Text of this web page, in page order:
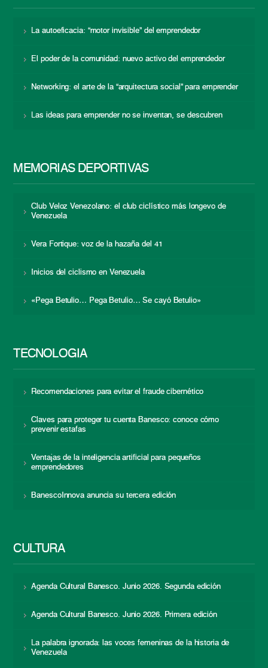
La autoeficacia: “motor invisible” del emprendedor
El poder de la comunidad: nuevo activo del emprendedor
Networking: el arte de la “arquitectura social” para emprender
Las ideas para emprender no se inventan, se descubren
MEMORIAS DEPORTIVAS
Club Veloz Venezolano: el club ciclístico más longevo de
Venezuela
Vera Fortique: voz de la hazaña del 41
Inicios del ciclismo en Venezuela
«Pega Betulio… Pega Betulio… Se cayó Betulio»
TECNOLOGÍA
Recomendaciones para evitar el fraude cibernético
Claves para proteger tu cuenta Banesco: conoce cómo
prevenir estafas
Ventajas de la inteligencia artificial para pequeños
emprendedores
BanescoInnova anuncia su tercera edición
CULTURA
Agenda Cultural Banesco. Junio 2026. Segunda edición
Agenda Cultural Banesco. Junio 2026. Primera edición
La palabra ignorada: las voces femeninas de la historia de
Venezuela